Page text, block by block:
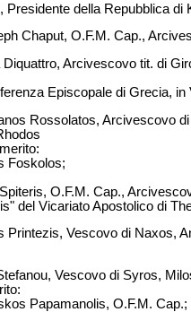
Presidente della Repubblica di
Chaput, O.F.M. Cap.,
Arcivescovo tit. di
Episcopale di Grecia,
Rossolatos, Arcivescovo
Foskolos;
O.F.M. Cap.,
del Vicariato Apostolico di
Printezis, Vescovo di Naxos,
Vescovo di Syros,
Papamanolis, O.F.M. Cap.;